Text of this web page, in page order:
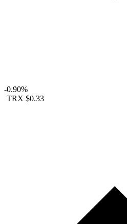
-0.90%
TRX $0.33